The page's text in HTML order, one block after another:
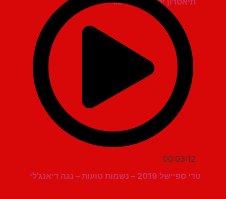
00:03:12
טדי ספיישל 2019 – נשמות טועות – נגה דיאנג'לי